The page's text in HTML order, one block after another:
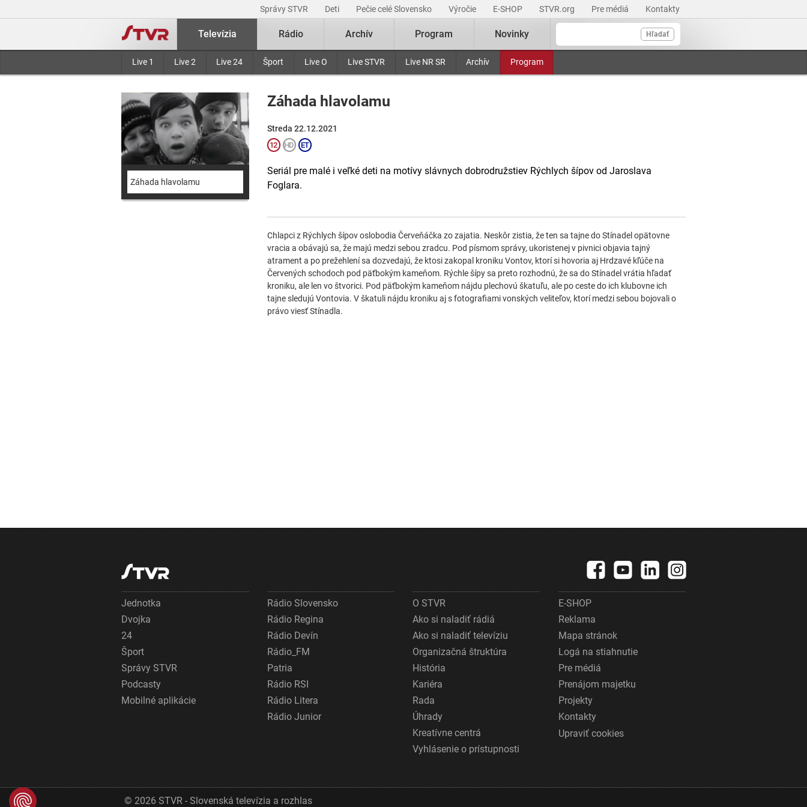
Správy STVR Deti Pečie celé Slovensko Výročie E-SHOP STVR.org Pre médiá Kontakty
Hľadať
Televízia
Live 1 Live 2 Live 24 Šport Live O Live STVR Live NR SR Archív Program
Rádio Archív Program Novinky
Záhada hlavolamu
Záhada hlavolamu
Streda 22.12.2021
Seriál pre malé i veľké deti na motívy slávnych dobrodružstiev Rýchlych šípov od Jaroslava
Foglara.
Chlapci z Rýchlych šípov oslobodia Červeňáčka zo zajatia. Neskôr zistia, že ten sa tajne do Stínadel opätovne
vracia a obávajú sa, že majú medzi sebou zradcu. Pod písmom správy, ukoristenej v pivnici objavia tajný
atrament a po prežehlení sa dozvedajú, že ktosi zakopal kroniku Vontov, ktorí si hovoria aj Hrdzavé kľúče na
Červených schodoch pod päťbokým kameňom. Rýchle šípy sa preto rozhodnú, že sa do Stínadel vrátia hľadať
kroniku, ale len vo štvorici. Pod päťbokým kameňom nájdu plechovú škatuľu, ale po ceste do ich klubovne ich
tajne sledujú Vontovia. V škatuli nájdu kroniku aj s fotografiami vonských veliteľov, ktorí medzi sebou bojovali o
právo viesť Stínadla.
Jednotka
Dvojka
24
Šport
Správy STVR
Podcasty
Mobilné aplikácie
Rádio Slovensko
Rádio Regina
Rádio Devín
Rádio_FM
Patria
Rádio RSI
Rádio Litera
Rádio Junior
O STVR
Ako si naladiť rádiá
Ako si naladiť televíziu
Organizačná štruktúra
História
Kariéra
Rada
Úhrady
Kreatívne centrá
Vyhlásenie o prístupnosti
E-SHOP
Reklama
Mapa stránok
Logá na stiahnutie
Pre médiá
Prenájom majetku
Projekty
Kontakty
Upraviť cookies
© 2026 STVR - Slovenská televízia a rozhlas